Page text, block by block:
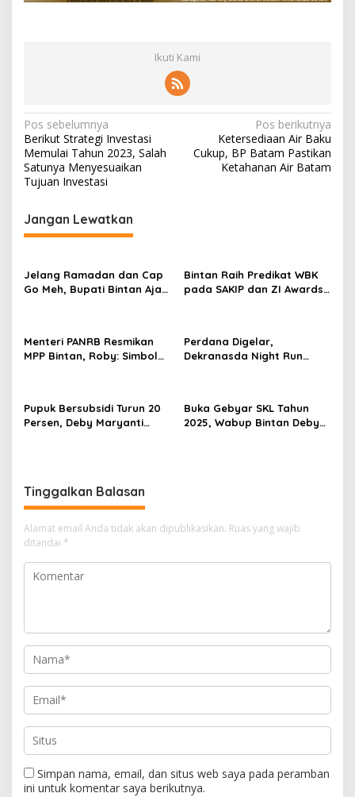
Ikuti Kami
N
a
v
g
a
i
s
Pos sebelumnya
Berikut Strategi Investasi
Memulai Tahun 2023, Salah
Satunya Menyesuaikan
Tujuan Investasi
Pos berikutnya
Ketersediaan Air Baku
Cukup, BP Batam Pastikan
Ketahanan Air Batam
Jangan Lewatkan
Jelang Ramadan dan Cap
Go Meh, Bupati Bintan Ajak
Bintan Raih Predikat WBK
pada SAKIP dan ZI Awards
Menteri PANRB Resmikan
MPP Bintan, Roby: Simbol
Perdana Digelar,
Dekranasda Night Run
Pupuk Bersubsidi Turun 20
Persen, Deby Maryanti
Buka Gebyar SKL Tahun
2025, Wabup Bintan Deby
Tinggalkan Balasan
Alamat email Anda tidak akan dipublikasikan. Ruas yang wajib
ditandai *
Simpan nama, email, dan situs web saya pada peramban
ini untuk komentar saya berikutnya.